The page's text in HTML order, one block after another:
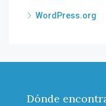
WordPress.org
Dónde